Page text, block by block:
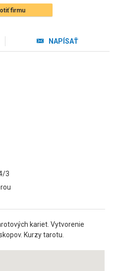
firmu
NAPÍSAŤ
3
kariet. Vytvorenie
Kurzy tarotu.